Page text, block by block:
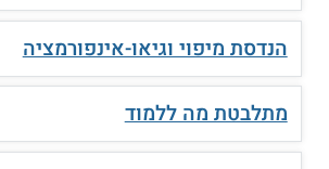
הנדסת מיפוי וגיאו-אינפורמציה
מתלבטת מה ללמוד